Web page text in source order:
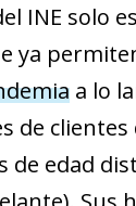
INE solo
ya
a lo
de
edad